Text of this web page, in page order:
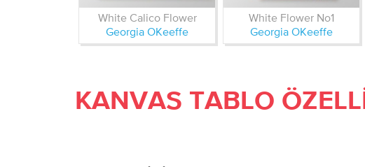
White Calico Flower
Georgia OKeeffe
White Flower No1
Georgia OKeeffe
KANVAS TABLO